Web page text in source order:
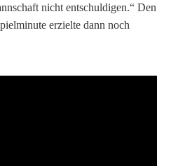
nicht entschuldigen.“ Den
erzielte dann noch